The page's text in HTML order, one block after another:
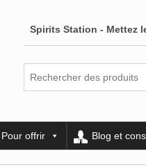
Spirits Station - Mettez
Pour offrir Blog et